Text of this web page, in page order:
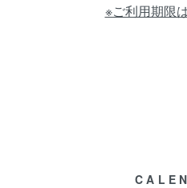
※ご利用期限